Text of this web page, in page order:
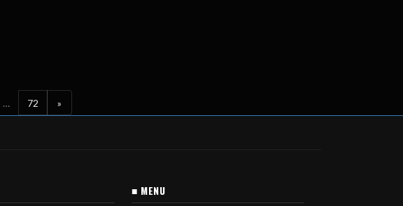
… 72 »
■ MENU